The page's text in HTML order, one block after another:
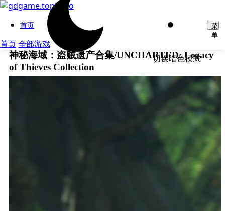
首页
首页全部游戏
切换暗色模式
菜
单
神秘海域：盗贼遗产合集/UNCHARTED: Legacy
of Thieves Collection